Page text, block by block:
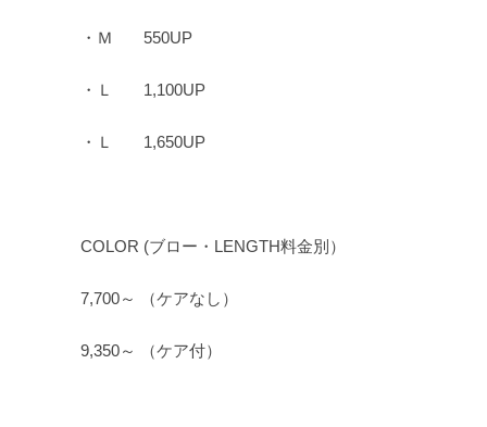
・Ｍ 550UP
・Ｌ 1,100UP
・Ｌ 1,650UP
COLOR (ブロー・LENGTH料金別）
7,700～ （ケアなし）
9,350～ （ケア付）